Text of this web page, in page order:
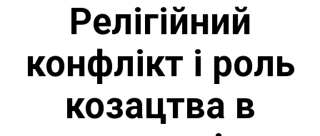
Релігійний
конфлікт і роль
козацтва в